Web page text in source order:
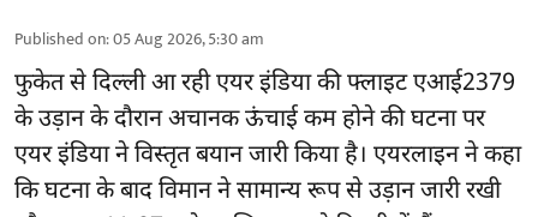
Published on:05 Aug 2026, 5:30 am
फुकेत सेदिल्लीआ रही एयर इंडिया की फ्लाइट एआई2379
के उड़ान के दौरान अचानक ऊंचाई कम होने की घटना पर
एयर इंडिया ने विस्तृत बयान जारी किया है। एयरलाइन ने कहा
कि घटना के बाद विमान ने सामान्य रूप से उड़ान जारी रखी